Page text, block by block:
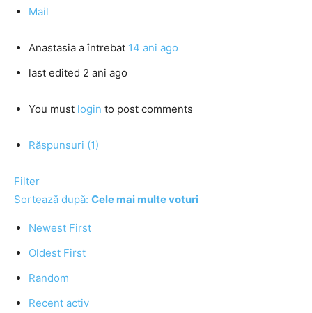
Mail
Anastasia a întrebat 14 ani ago
last edited 2 ani ago
You must login to post comments
Răspunsuri (1)
Filter
Sortează după: Cele mai multe voturi
Newest First
Oldest First
Random
Recent activ